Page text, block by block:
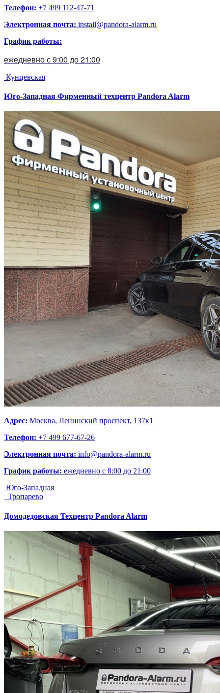
Телефон: +7 499 112-47-71
Электронная почта: install@pandora-alarm.ru
График работы:
ежедневно с 9:00 до 21:00
Кунцевская
Юго-Западная Фирменный техцентр Pandora Alarm
Адрес: Москва, Ленинский проспект, 137к1
Телефон: +7 499 677-67-26
Электронная почта: info@pandora-alarm.ru
График работы: ежедневно с 8:00 до 21:00
Юго-Западная
Тропарево
Домодедовская Техцентр Pandora Alarm